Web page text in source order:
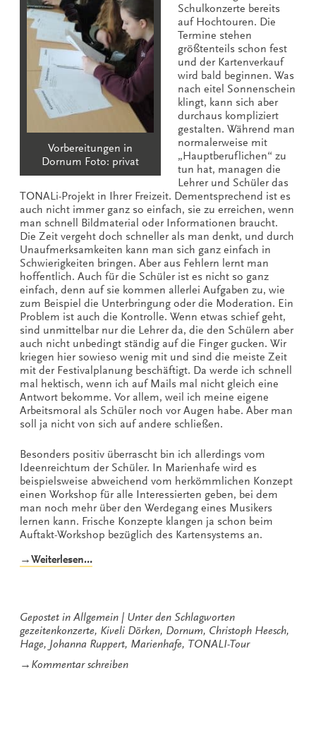
Vorbereitungen in
Dornum Foto: privat
Schulkonzerte bereits
auf Hochtouren. Die
Termine stehen
größtenteils schon fest
und der Kartenverkauf
wird bald beginnen. Was
nach eitel Sonnenschein
klingt, kann sich aber
durchaus kompliziert
gestalten. Während man
normalerweise mit
„Hauptberuflichen“ zu
tun hat, managen die
Lehrer und Schüler das
TONALi-Projekt in Ihrer Freizeit. Dementsprechend ist es
auch nicht immer ganz so einfach, sie zu erreichen, wenn
man schnell Bildmaterial oder Informationen braucht.
Die Zeit vergeht doch schneller als man denkt, und durch
Unaufmerksamkeiten kann man sich ganz einfach in
Schwierigkeiten bringen. Aber aus Fehlern lernt man
hoffentlich. Auch für die Schüler ist es nicht so ganz
einfach, denn auf sie kommen allerlei Aufgaben zu, wie
zum Beispiel die Unterbringung oder die Moderation. Ein
Problem ist auch die Kontrolle. Wenn etwas schief geht,
sind unmittelbar nur die Lehrer da, die den Schülern aber
auch nicht unbedingt ständig auf die Finger gucken. Wir
kriegen hier sowieso wenig mit und sind die meiste Zeit
mit der Festivalplanung beschäftigt. Da werde ich schnell
mal hektisch, wenn ich auf Mails mal nicht gleich eine
Antwort bekomme. Vor allem, weil ich meine eigene
Arbeitsmoral als Schüler noch vor Augen habe. Aber man
soll ja nicht von sich auf andere schließen.
Besonders positiv überrascht bin ich allerdings vom
Ideenreichtum der Schüler. In Marienhafe wird es
beispielsweise abweichend vom herkömmlichen Konzept
einen Workshop für alle Interessierten geben, bei dem
man noch mehr über den Werdegang eines Musikers
lernen kann. Frische Konzepte klangen ja schon beim
Auftakt-Workshop bezüglich des Kartensystems an.
→Weiterlesen…„Warmlaufen
Tour“
Gepostet in Allgemein
Unter den Schlagworten
gezeitenkonzerte, Kiveli Dörken, Dornum, Christoph Heesch,
Hage, Johanna Ruppert, Marienhafe, TONALI-Tour
→ Kommentar schreibenzu